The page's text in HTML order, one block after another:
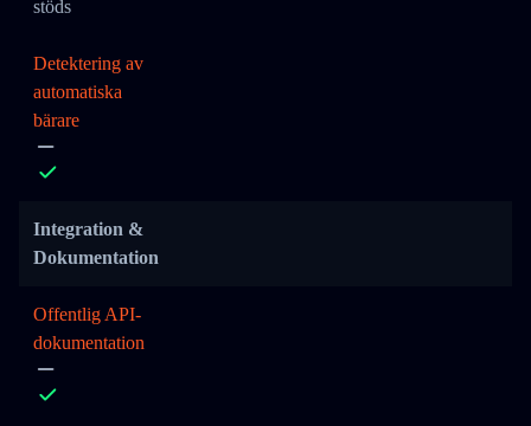
stöds
Detektering av
automatiska
bärare
Integration &
Dokumentation
Offentlig API-
dokumentation